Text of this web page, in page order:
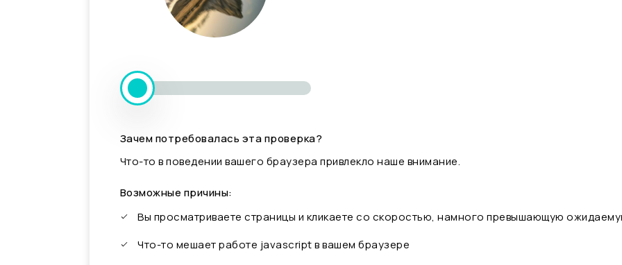
Зачем потребовалась эта проверка?
Что-то в поведении вашего браузера привлекло наше внимание.
Возможные причины:
Вы просматриваете страницы и кликаете со скоростью, намного превышающую
Что-то мешает работе javascript в вашем браузере